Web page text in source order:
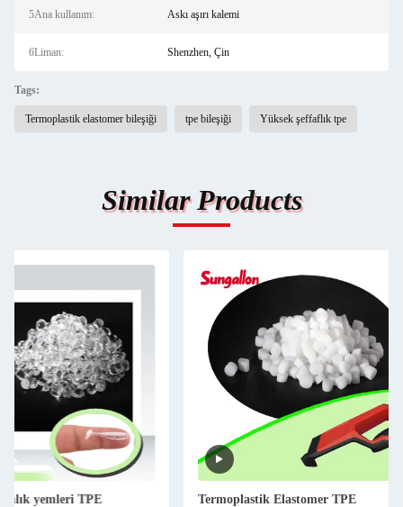
5Ana kullanım: Askı aşırı kalemi
6Liman: Shenzhen, Çin
Tags:
Termoplastik elastomer bileşiği tpe bileşiği Yüksek şeffaflık tpe
Similar Products
Termoplastik Elastomer TPE
Farklı Sertlik 30Q-